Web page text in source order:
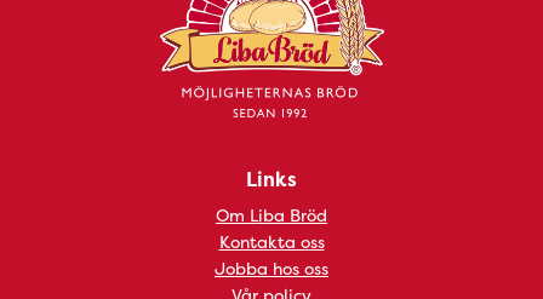
Links
Om Liba Bröd
Kontakta oss
Jobba hos oss